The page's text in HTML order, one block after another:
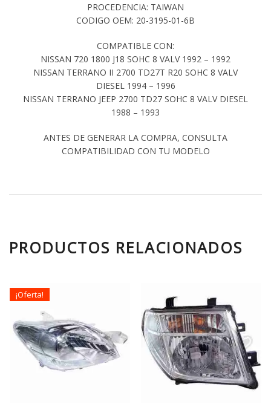
PROCEDENCIA: TAIWAN
CODIGO OEM: 20-3195-01-6B
COMPATIBLE CON:
NISSAN 720 1800 J18 SOHC 8 VALV 1992 – 1992
NISSAN TERRANO II 2700 TD27T R20 SOHC 8 VALV
DIESEL 1994 – 1996
NISSAN TERRANO JEEP 2700 TD27 SOHC 8 VALV DIESEL
1988 – 1993
ANTES DE GENERAR LA COMPRA, CONSULTA
COMPATIBILIDAD CON TU MODELO
PRODUCTOS RELACIONADOS
¡Oferta!